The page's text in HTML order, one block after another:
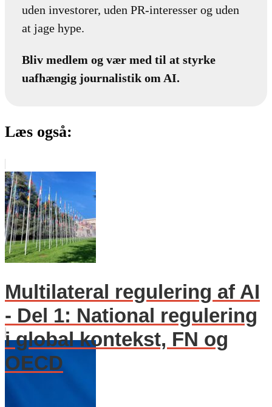
uden investorer, uden PR-interesser og uden
at jage hype.
Bliv medlem og vær med til at styrke
uafhængig journalistik om AI.
Læs også:
Multilateral regulering af AI
- Del 1: National regulering
i global kontekst, FN og
OECD